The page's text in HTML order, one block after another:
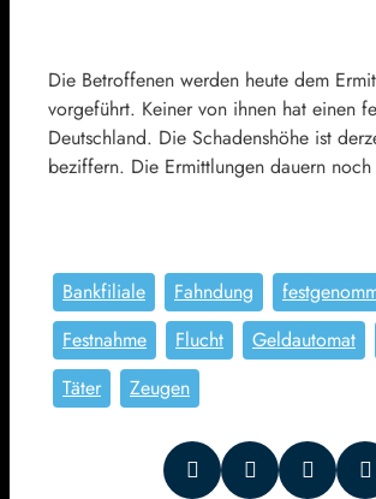
Die Betroffenen werden heute dem
vorgeführt. Keiner von ihnen hat einen
Deutschland. Die Schadenshöhe ist
beziffern. Die Ermittlungen dauern noch
Bankfiliale Fahndung
Festnahme
Flucht Geldautomat
Täter
Zeugen